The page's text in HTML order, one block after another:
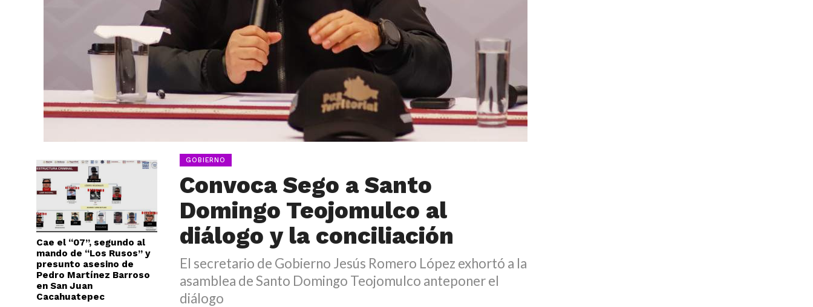
Cae el “07”, segundo al
mando de “Los Rusos” y
presunto asesino de
Pedro Martínez Barroso
en San Juan
Cacahuatepec
GOBIERNO
Convoca Sego a Santo
Domingo Teojomulco al
diálogo y la conciliación
El secretario de Gobierno Jesús Romero López exhortó a la
asamblea de Santo Domingo Teojomulco anteponer el
diálogo